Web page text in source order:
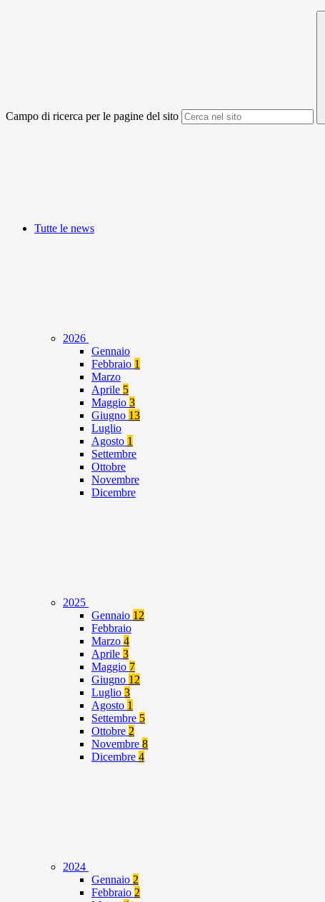
Campo di ricerca per le pagine del sito
Tutte le news
2026
Gennaio
Febbraio 1
Marzo
Aprile 5
Maggio 3
Giugno 13
Luglio
Agosto 1
Settembre
Ottobre
Novembre
Dicembre
2025
Gennaio 12
Febbraio
Marzo 4
Aprile 3
Maggio 7
Giugno 12
Luglio 3
Agosto 1
Settembre 5
Ottobre 2
Novembre 8
Dicembre 4
2024
Gennaio 2
Febbraio 2